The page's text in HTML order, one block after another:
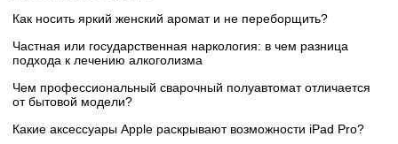
Как носить яркий женский аромат и не переборщить?
Частная или государственная наркология: в чем разница
подхода к лечению алкоголизма
Чем профессиональный сварочный полуавтомат отличается
от бытовой модели?
Какие аксессуары Apple раскрывают возможности iPad Pro?